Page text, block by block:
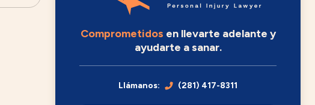
Comprometidos en llevarte adelante y
ayudarte a sanar.
Llámanos: (281) 417-8311